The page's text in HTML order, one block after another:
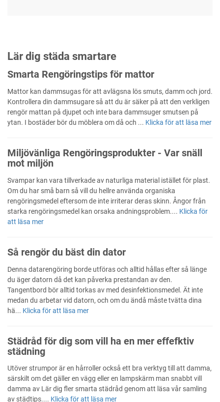
Lär dig städa smartare
Smarta Rengöringstips för mattor
Mattor kan dammsugas för att avlägsna lös smuts, damm och jord.
Kontrollera din dammsugare så att du är säker på att den verkligen
rengör mattan på djupet och inte bara dammsuger smutsen på
ytan. I bostäder bör du möblera om då och ... Klicka för att läsa mer
Miljövänliga Rengöringsprodukter - Var snäll
mot miljön
Svampar kan vara tillverkade av naturliga material istället för plast.
Om du har små barn så vill du hellre använda organiska
rengöringsmedel eftersom de inte irriterar deras skinn. Ångor från
starka rengöringsmedel kan orsaka andningsproblem.... Klicka för
att läsa mer
Så rengör du bäst din dator
Denna datarengöring borde utföras och alltid hållas efter så länge
du äger datorn då det kan påverka prestandan av den.
Tangentbord bör alltid torkas av med desinfektionsmedel. Ät inte
medan du arbetar vid datorn, och om du ändå måste tvätta dina
hä... Klicka för att läsa mer
Städråd för dig som vill ha en mer effefktiv
städning
Utöver strumpor är en hårroller också ett bra verktyg till att damma,
särskilt om det gäller en vägg eller en lampskärm man snabbt vill
damma av Lär dig fler smarta städråd genom att läsa vår samling
av städtips.... Klicka för att läsa mer